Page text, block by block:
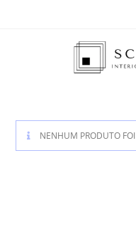
NENHUM PRODUTO